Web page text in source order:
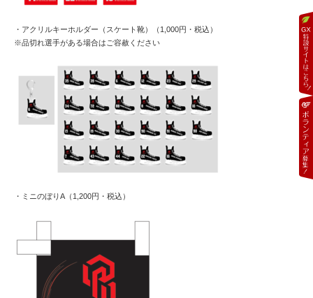
・アクリルキーホルダー（スケート靴）（1,000円・税込）
※品切れ選手がある場合はご容赦ください
・ミニのぼりA（1,200円・税込）